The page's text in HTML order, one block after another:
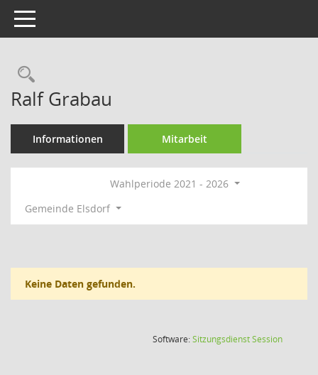
Toggle navigation
Rechercheauswahl
Ralf Grabau
Informationen Mitarbeit
Wahlperiode 2021 - 2026
Gemeinde Elsdorf
Keine Daten gefunden.
Software:SitzungsdienstSession(Wird in